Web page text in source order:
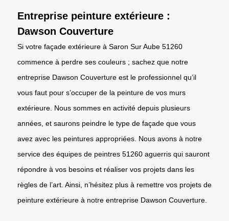
Entreprise peinture extérieure :
Dawson Couverture
Si votre façade extérieure à Saron Sur Aube 51260
commence à perdre ses couleurs ; sachez que notre
entreprise Dawson Couverture est le professionnel qu’il
vous faut pour s’occuper de la peinture de vos murs
extérieure. Nous sommes en activité depuis plusieurs
années, et saurons peindre le type de façade que vous
avez avec les peintures appropriées. Nous avons à notre
service des équipes de peintres 51260 aguerris qui sauront
répondre à vos besoins et réaliser vos projets dans les
règles de l’art. Ainsi, n’hésitez plus à remettre vos projets de
peinture extérieure à notre entreprise Dawson Couverture.